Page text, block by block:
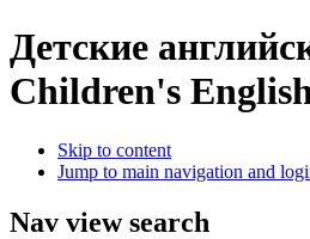
Детские
Children's
Skip to content
Jump to main navigation and
Nav view search